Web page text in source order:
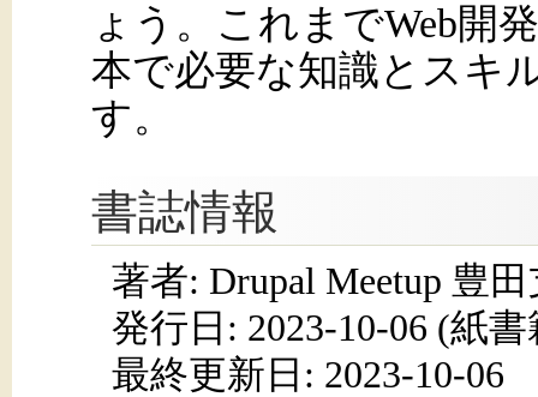
ょう。これまでWeb開
本で必要な知識とスキ
す。
書誌情報
著者: Drupal Meetup 豊
発行日: 2023-10-06 (紙書
最終更新日: 2023-10-06